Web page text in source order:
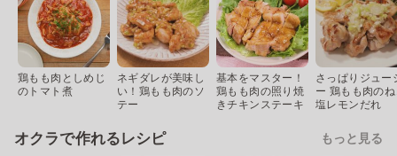
鶏もも肉としめじ
のトマト煮
ネギダレが美味し
い！鶏もも肉のソ
テー
基本をマスター！
鶏もも肉の照り焼
きチキンステーキ
さっぱりジュー
ー 鶏もも肉の
塩レモンだれ
オクラで作れるレシピ もっと見る